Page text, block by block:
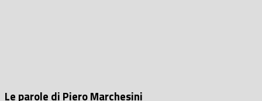
Le parole di Piero Marchesini